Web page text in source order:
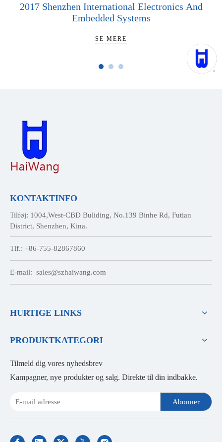
2017 Shenzhen International Electronics And
Embedded Systems
SE MERE
KONTAKTINFO
Tilføj: 1004,West-CBD Buliding, No.139 Binhe Rd, Futian
District, Shenzhen, Kina.
Tlf.: +86-755-82867860
E-mail: sales@szhaiwang.com
HURTIGE LINKS
PRODUKTKATEGORI
Tilmeld dig vores nyhedsbrev
Kampagner, nye produkter og salg. Direkte til din indbakke.
Abonner